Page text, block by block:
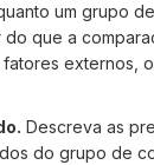
um grupo
do que a
externos,
Descreva as
do grupo de